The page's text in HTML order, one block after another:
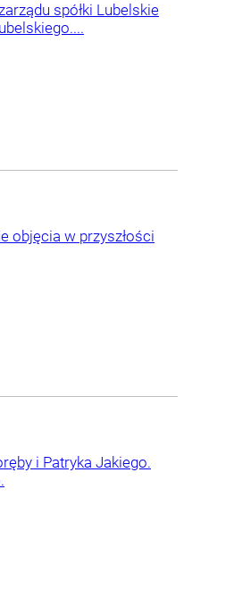
spółki Lubelskie
objęcia w przyszłości
i Patryka Jakiego.